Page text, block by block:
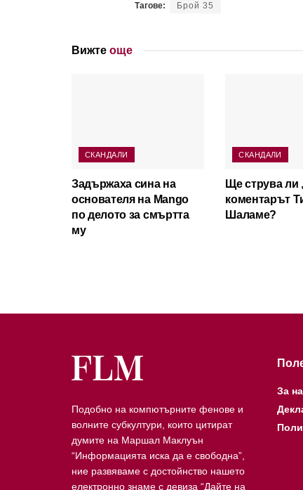
Тагове: Брой 35
Вижте още
СКАНДАЛИ
Задържаха сина на
основателя на Mango
по делото за смъртта
му
СКАНДАЛИ
Ще струва ли
коментарът
Шаламе?
Подобно на компютърните фенове и
волните субкултури, които цитират
думите на Маршал Маклуън
“Информацията иска да е свободна”,
ние развяваме с достойнство нашето
електронно знаме с девиза “Дайте на
За